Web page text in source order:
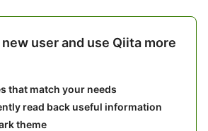
user and use Qiita more
that match your needs
read back useful information
theme